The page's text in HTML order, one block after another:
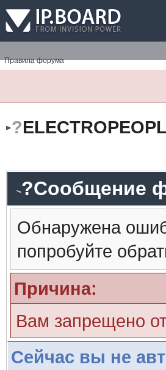
Правила форума
?
?Сообщение
Обнаружена
попробуйте
Причина:
Вам запрещено
Сейчас вы не